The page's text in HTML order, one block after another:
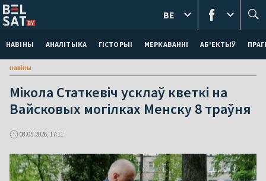
НАВІНЫ АНАЛІТЫКА ГІСТОРЫІ МЕРКАВАННI АБ'ЕКТЫЎ
BE
навіны
Мікола Статкевіч усклаў кветкі на
Вайсковых могілках Менску 8 траўня
08.05.2026, 17:11